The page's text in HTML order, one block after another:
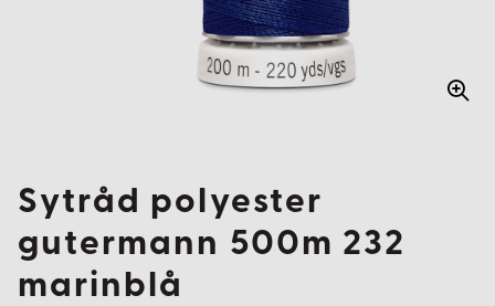
Sytråd polyester
gutermann 500m 232
marinblå